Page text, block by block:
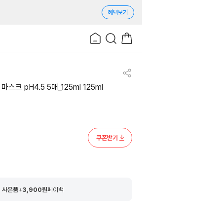
혜택보기
스크 pH4.5 5매_125ml 125ml
쿠폰받기
사은품+3,900원페이백